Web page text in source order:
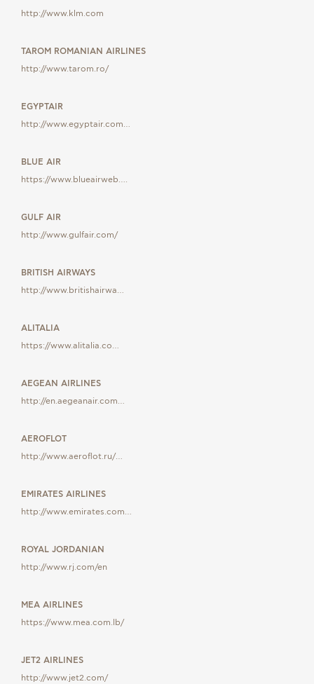
http://www.klm.com
TAROM ROMANIAN AIRLINES
http://www.tarom.ro/
EGYPTAIR
http://www.egyptair.com…
BLUE AIR
https://www.blueairweb….
GULF AIR
http://www.gulfair.com/
BRITISH AIRWAYS
http://www.britishairwa…
ALITALIA
https://www.alitalia.co…
AEGEAN AIRLINES
http://en.aegeanair.com…
AEROFLOT
http://www.aeroflot.ru/…
EMIRATES AIRLINES
http://www.emirates.com…
ROYAL JORDANIAN
http://www.rj.com/en
MEA AIRLINES
https://www.mea.com.lb/
JET2 AIRLINES
http://www.jet2.com/